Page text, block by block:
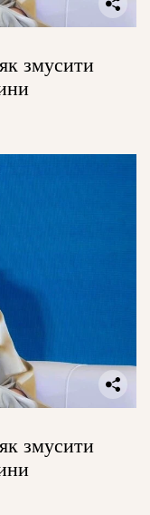
змусити
змусити